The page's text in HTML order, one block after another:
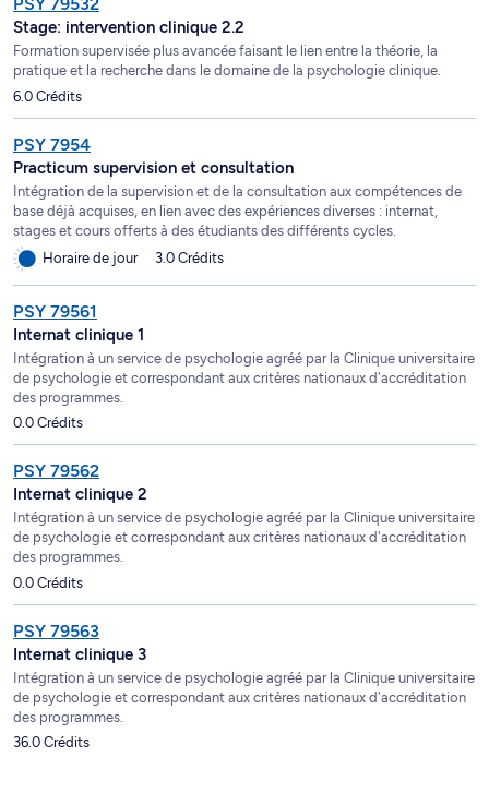
PSY 79532
Stage: intervention clinique 2.2
Formation supervisée plus avancée faisant le lien entre la théorie, la
pratique et la recherche dans le domaine de la psychologie clinique.
6.0 Crédits
PSY 7954
Practicum supervision et consultation
Intégration de la supervision et de la consultation aux compétences de
base déjà acquises, en lien avec des expériences diverses : internat,
stages et cours offerts à des étudiants des différents cycles.
Horaire de jour
3.0 Crédits
PSY 79561
Internat clinique 1
Intégration à un service de psychologie agréé par la Clinique universitaire
de psychologie et correspondant aux critères nationaux d'accréditation
des programmes.
0.0 Crédits
PSY 79562
Internat clinique 2
Intégration à un service de psychologie agréé par la Clinique universitaire
de psychologie et correspondant aux critères nationaux d'accréditation
des programmes.
0.0 Crédits
PSY 79563
Internat clinique 3
Intégration à un service de psychologie agréé par la Clinique universitaire
de psychologie et correspondant aux critères nationaux d'accréditation
des programmes.
36.0 Crédits